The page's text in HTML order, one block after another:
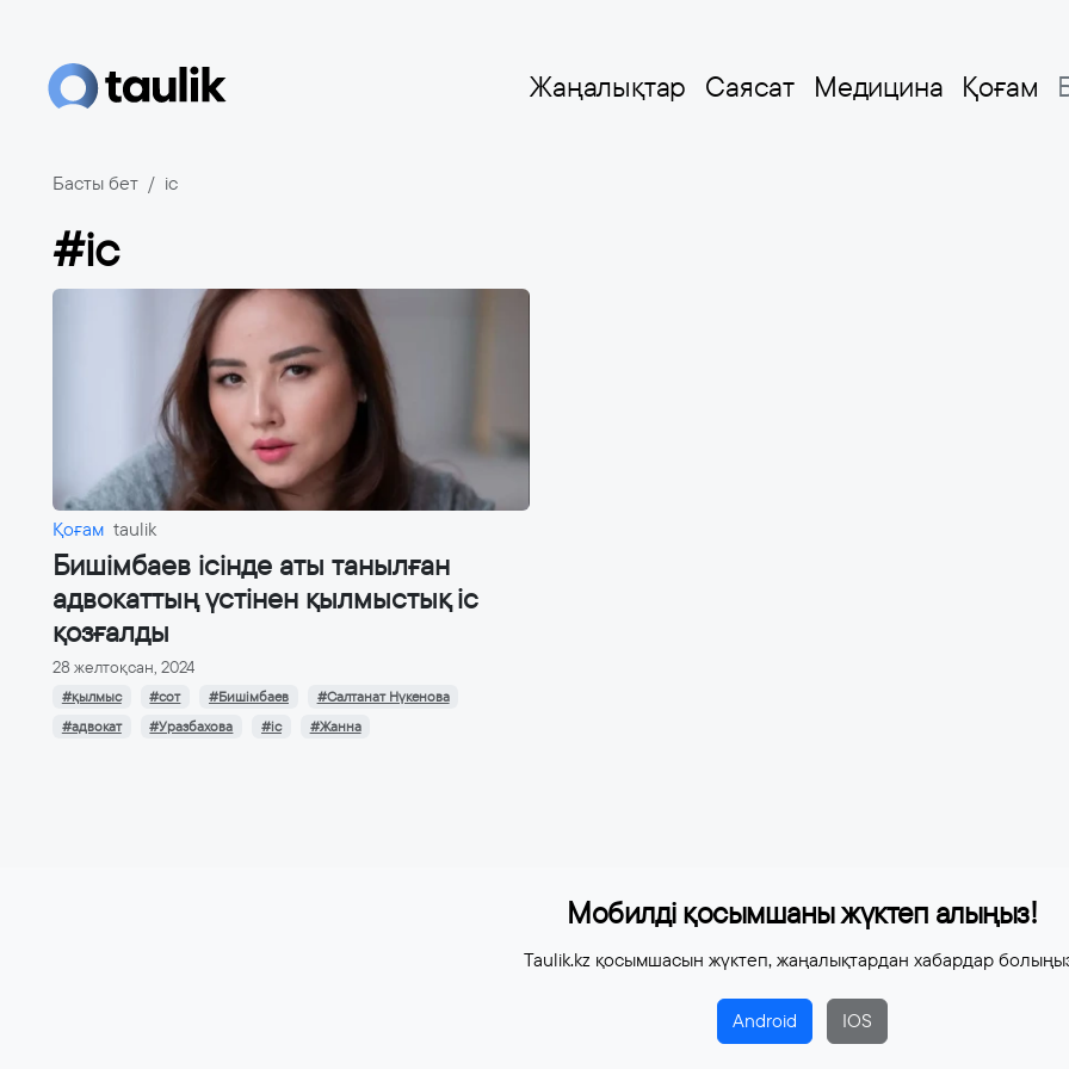
Жаңалықтар Саясат Медицина Қоғам
Басты бет іс
#іс
Қоғам taulik
Бишімбаев ісінде аты танылған
адвокаттың үстінен қылмыстық іс
қозғалды
28 желтоқсан, 2024
#қылмыс #сот #Бишімбаев
#Салтанат Нүкенова
#адвокат
#Уразбахова #іс #Жанна
Мобилді қосымшаны жүктеп алыңыз!
Taulik.kz қосымшасын жүктеп, жаңалықтардан хабардар
Android IOS